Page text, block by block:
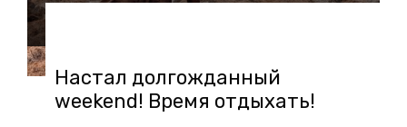
Настал долгожданный
weekend! Время отдыхать!